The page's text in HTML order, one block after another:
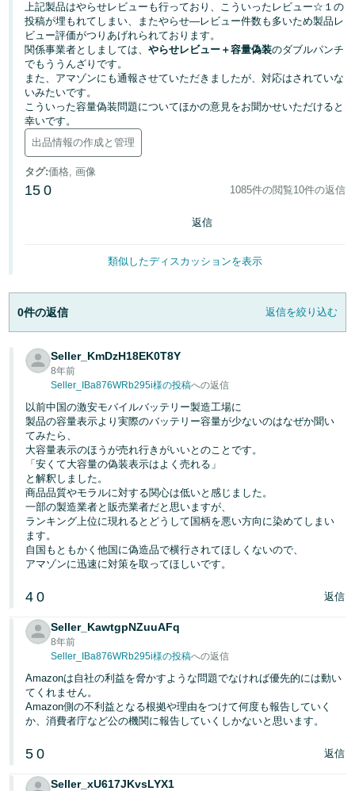
上記製品はやらせレビューも行っており、こういったレビュー☆１の
投稿が埋もれてしまい、またやらせ―レビュー件数も多いため製品レ
ビュー評価がつりあげれられております。
関係事業者としましては、やらせレビュー＋容量偽装のダブルパンチ
でもううんざりです。
また、アマゾンにも通報させていただきましたが、対応はされていな
いみたいです。
こういった容量偽装問題についてほかの意見をお聞かせいただけると
幸いです。
出品情報の作成と管理
タグ:価格, 画像
15 0 1085件の閲覧10件の返信
返信
類似したディスカッションを表示
0件の返信 返信を絞り込む
Seller_KmDzH18EK0T8Y
8年前
Seller_IBa876WRb295i様の投稿への返信
以前中国の激安モバイルバッテリー製造工場に
製品の容量表示より実際のバッテリー容量が少ないのはなぜか聞い
てみたら、
大容量表示のほうが売れ行きがいいとのことです。
「安くて大容量の偽装表示はよく売れる」
と解釈しました。
商品品質やモラルに対する関心は低いと感じました。
一部の製造業者と販売業者だと思いますが、
ランキング上位に現れるとどうして国柄を悪い方向に染めてしまい
ます。
自国もともかく他国に偽造品で横行されてほしくないので、
アマゾンに迅速に対策を取ってほしいです。
4 0 返信
Seller_KawtgpNZuuAFq
8年前
Seller_IBa876WRb295i様の投稿への返信
Amazonは自社の利益を脅かすような問題でなければ優先的には動い
てくれません。
Amazon側の不利益となる根拠や理由をつけて何度も報告していく
か、消費者庁など公の機関に報告していくしかないと思います。
5 0 返信
Seller_xU617JKvsLYX1